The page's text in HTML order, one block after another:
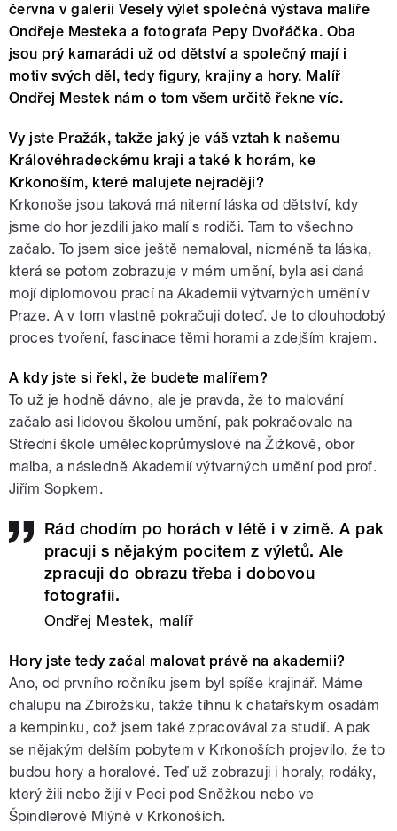
června v galerii Veselý výlet společná výstava malíře
Ondřeje Mesteka a fotografa Pepy Dvořáčka. Oba
jsou prý kamarádi už od dětství a společný mají i
motiv svých děl, tedy figury, krajiny a hory. Malíř
Ondřej Mestek nám o tom všem určitě řekne víc.
Vy jste Pražák, takže jaký je váš vztah k našemu
Královéhradeckému kraji a také k horám, ke
Krkonoším, které malujete nejraději?
Krkonoše jsou taková má niterní láska od dětství, kdy
jsme do hor jezdili jako malí s rodiči. Tam to všechno
začalo. To jsem sice ještě nemaloval, nicméně ta láska,
která se potom zobrazuje v mém umění, byla asi daná
mojí diplomovou prací na Akademii výtvarných umění v
Praze. A v tom vlastně pokračuji doteď. Je to dlouhodobý
proces tvoření, fascinace těmi horami a zdejším krajem.
A kdy jste si řekl, že budete malířem?
To už je hodně dávno, ale je pravda, že to malování
začalo asi lidovou školou umění, pak pokračovalo na
Střední škole uměleckoprůmyslové na Žižkově, obor
malba, a následně Akademií výtvarných umění pod prof.
Jiřím Sopkem.
Rád chodím po horách v létě i v zimě. A pak
pracuji s nějakým pocitem z výletů. Ale
zpracuji do obrazu třeba i dobovou
fotografii.
Ondřej Mestek, malíř
Hory jste tedy začal malovat právě na akademii?
Ano, od prvního ročníku jsem byl spíše krajinář. Máme
chalupu na Zbirožsku, takže tíhnu k chatařským osadám
a kempinku, což jsem také zpracovával za studií. A pak
se nějakým delším pobytem v Krkonoších projevilo, že to
budou hory a horalové. Teď už zobrazuji i horaly, rodáky,
který žili nebo žijí v Peci pod Sněžkou nebo ve
Špindlerově Mlýně v Krkonoších.